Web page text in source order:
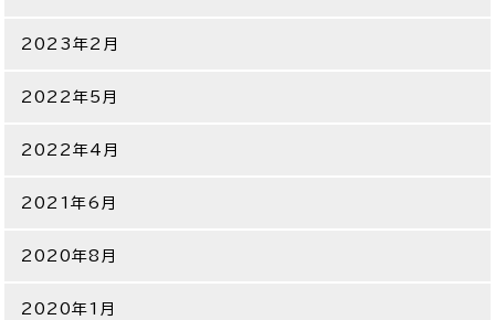
2023年2月
2022年5月
2022年4月
2021年6月
2020年8月
2020年1月